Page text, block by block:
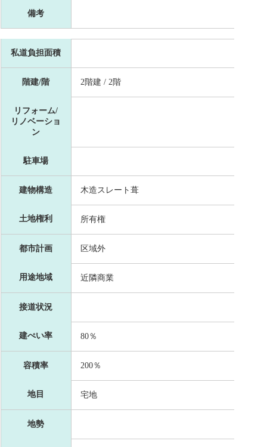
備考
私道負担面積
階建/階 2階建 / 2階
リフォーム/
リノベーショ
ン
駐車場
建物構造 木造スレート葺
土地権利 所有権
都市計画 区域外
用途地域 近隣商業
接道状況
建ぺい率 80％
容積率 200％
地目 宅地
地勢